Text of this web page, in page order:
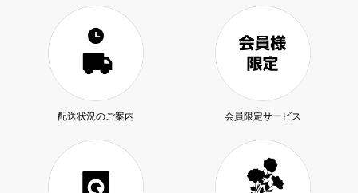
配送状況のご案内 会員限定サービス